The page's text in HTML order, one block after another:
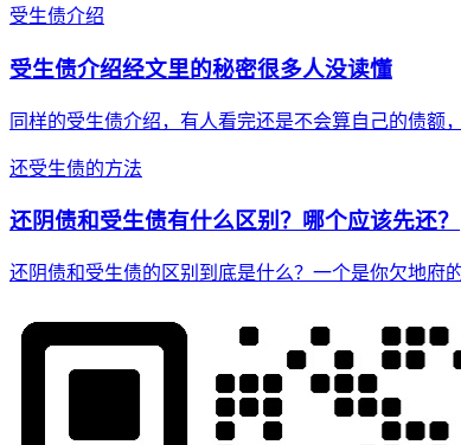
受生债介绍
受生债介绍经文里的秘密很多人没读懂
同样的受生债介绍，有人看完还是不会算自己的债
还受生债的方法
还阴债和受生债有什么区别？哪个应该先还？
还阴债和受生债的区别到底是什么？一个是你欠地府